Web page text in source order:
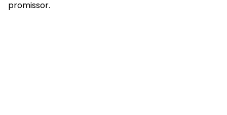
promissor.